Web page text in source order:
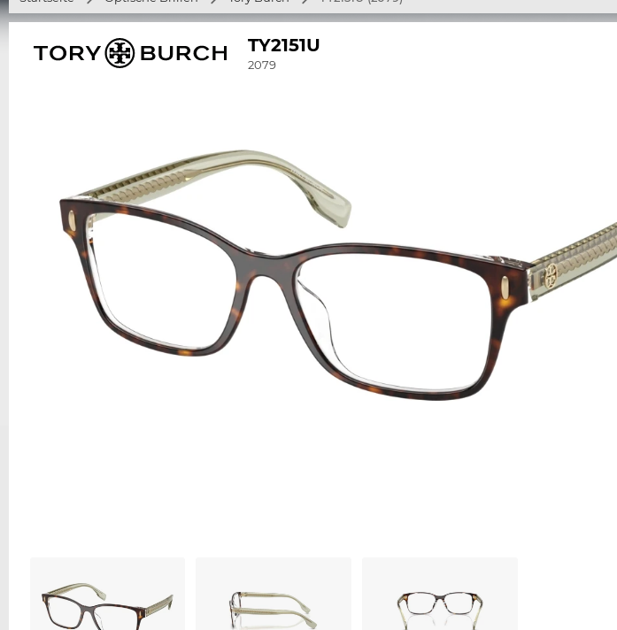
TY2151U
2079